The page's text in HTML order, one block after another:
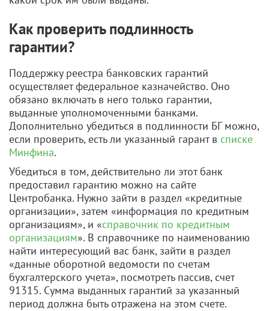
Как проверить подлинность
гарантии?
Поддержку реестра банковских гарантий
осуществляет федеральное казначейство. Оно
обязано включать в него только гарантии,
выданные уполномоченными банками.
Дополнительно убедиться в подлинности БГ можно,
если проверить, есть ли указанный гарант в списке
Минфина.
Убедиться в том, действительно ли этот банк
предоставил гарантию можно на сайте
Центробанка. Нужно зайти в раздел «кредитные
организации», затем «информация по кредитным
организациям», и «справочник по кредитным
организациям». В справочнике по наименованию
найти интересующий вас банк, зайти в раздел
«данные оборотной ведомости по счетам
бухгалтерского учета», посмотреть пассив, счет
91315. Сумма выданных гарантий за указанный
период должна быть отражена на этом счете.